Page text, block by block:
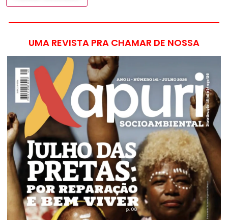
UMA REVISTA PRA CHAMAR DE NOSSA